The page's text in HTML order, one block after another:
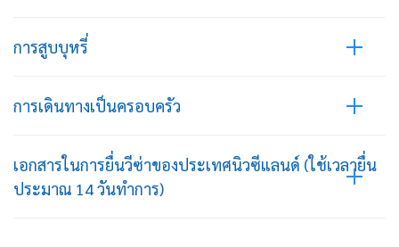
การสูบบุหรี่
การเดินทางเป็นครอบครัว
เอกสารในการยื่นวีซ่าของประเทศนิวซีแลนด์ (ใช้เวลายื่น
ประมาณ 14 วันทำการ)